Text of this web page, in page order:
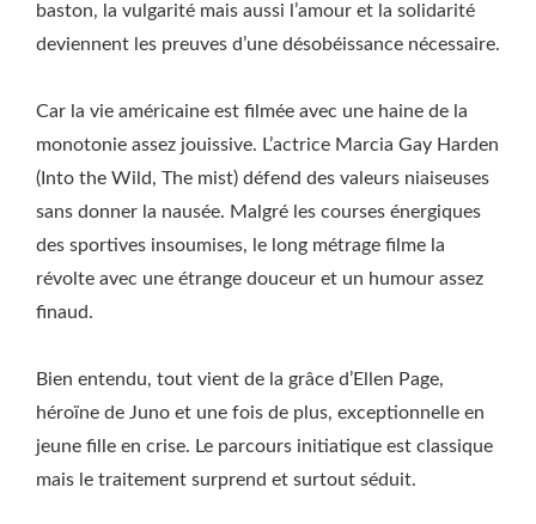
baston, la vulgarité mais aussi l’amour et la solidarité
deviennent les preuves d’une désobéissance nécessaire.
Car la vie américaine est filmée avec une haine de la
monotonie assez jouissive. L’actrice Marcia Gay Harden
(Into the Wild, The mist) défend des valeurs niaiseuses
sans donner la nausée. Malgré les courses énergiques
des sportives insoumises, le long métrage filme la
révolte avec une étrange douceur et un humour assez
finaud.
Bien entendu, tout vient de la grâce d’Ellen Page,
héroïne de Juno et une fois de plus, exceptionnelle en
jeune fille en crise. Le parcours initiatique est classique
mais le traitement surprend et surtout séduit.